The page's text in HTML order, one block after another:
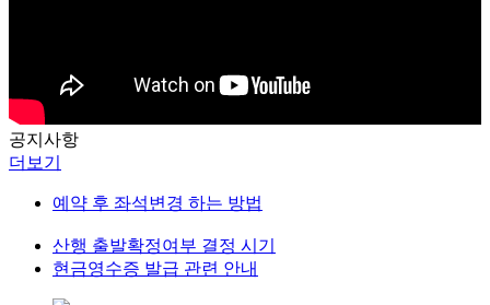
공지 사항
더보기
예약 후 좌석변경 하는 방법
산행 출발확정여부 결정 시기
현금영수증 발급 관련 안내